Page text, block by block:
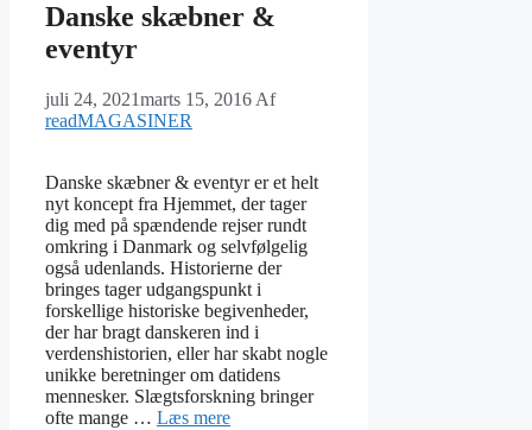
Danske skæbner &
eventyr
juli 24, 2021marts 15, 2016 Af
readMAGASINER
Danske skæbner & eventyr er et helt
nyt koncept fra Hjemmet, der tager
dig med på spændende rejser rundt
omkring i Danmark og selvfølgelig
også udenlands. Historierne der
bringes tager udgangspunkt i
forskellige historiske begivenheder,
der har bragt danskeren ind i
verdenshistorien, eller har skabt nogle
unikke beretninger om datidens
mennesker. Slægtsforskning bringer
ofte mange … Læs mere